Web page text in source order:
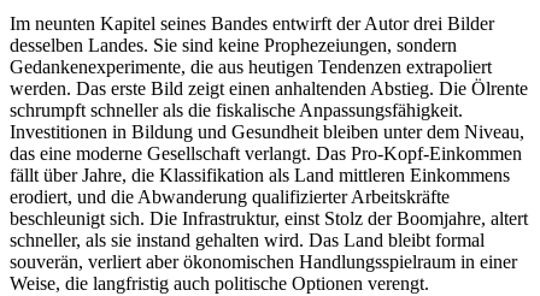
Im neunten Kapitel seines Bandes entwirft der Autor drei Bilder
desselben Landes. Sie sind keine Prophezeiungen, sondern
Gedankenexperimente, die aus heutigen Tendenzen extrapoliert
werden. Das erste Bild zeigt einen anhaltenden Abstieg. Die Ölrente
schrumpft schneller als die fiskalische Anpassungsfähigkeit.
Investitionen in Bildung und Gesundheit bleiben unter dem Niveau,
das eine moderne Gesellschaft verlangt. Das Pro-Kopf-Einkommen
fällt über Jahre, die Klassifikation als Land mittleren Einkommens
erodiert, und die Abwanderung qualifizierter Arbeitskräfte
beschleunigt sich. Die Infrastruktur, einst Stolz der Boomjahre, altert
schneller, als sie instand gehalten wird. Das Land bleibt formal
souverän, verliert aber ökonomischen Handlungsspielraum in einer
Weise, die langfristig auch politische Optionen verengt.